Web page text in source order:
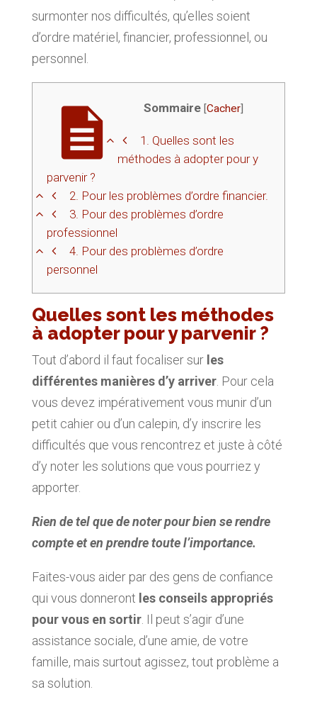
surmonter nos difficultés, qu’elles soient
d’ordre matériel, financier, professionnel, ou
personnel.
Sommaire [Cacher]
1. Quelles sont les
méthodes à adopter pour y
parvenir ?
2. Pour les problèmes d’ordre financier.
3. Pour des problèmes d’ordre
professionnel
4. Pour des problèmes d’ordre
personnel
Quelles sont les méthodes
à adopter pour y parvenir ?
Tout d’abord il faut focaliser sur les
différentes manières d’y arriver. Pour cela
vous devez impérativement vous munir d’un
petit cahier ou d’un calepin, d’y inscrire les
difficultés que vous rencontrez et juste à côté
d’y noter les solutions que vous pourriez y
apporter.
Rien de tel que de noter pour bien se rendre
compte et en prendre toute l’importance.
Faites-vous aider par des gens de confiance
qui vous donneront les conseils appropriés
pour vous en sortir. Il peut s’agir d’une
assistance sociale, d’une amie, de votre
famille, mais surtout agissez, tout problème a
sa solution.